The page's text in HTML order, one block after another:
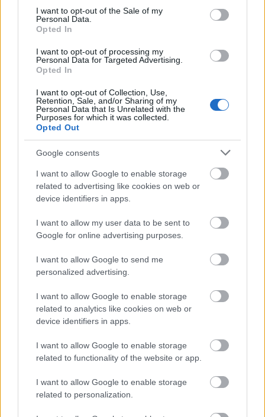
consent section.
I want to opt-out of the Sale of my
Personal Data.
Opted In
I want to opt-out of processing my
Personal Data for Targeted Advertising.
Opted In
I want to opt-out of Collection, Use,
Retention, Sale, and/or Sharing of my
Personal Data that Is Unrelated with the
Purposes for which it was collected.
Opted Out
Google consents
I want to allow Google to enable storage
related to advertising like cookies on web or
device identifiers in apps.
I want to allow my user data to be sent to
Google for online advertising purposes.
I want to allow Google to send me
personalized advertising.
I want to allow Google to enable storage
related to analytics like cookies on web or
device identifiers in apps.
I want to allow Google to enable storage
related to functionality of the website or app.
I want to allow Google to enable storage
related to personalization.
Καλάβρυτα και 77 χλμ. από την Πάτρα.
ΠΑΡΟΧΕΣ
Wi-Fi
Επιτρέπονται κατοικίδια (κατόπιν συνεννοήσεως)
Πάρκινγκ
Έλεγχος Διαθεσιμότητας και Κράτηση